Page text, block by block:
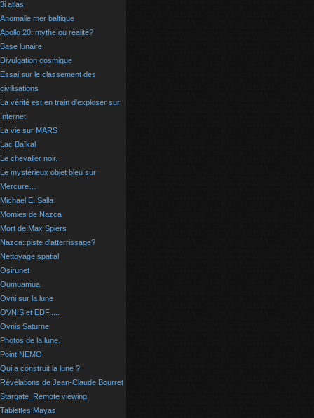
3i atlas
Anomalie mer baltique
Apollo 20: mythe ou réalité?
Base lunaire
Divulgation cosmique
Essai sur le classement des
civilisations
La vérité est en train d'exploser sur
Internet
La vie sur MARS
Lac Baïkal
Le chevalier noir.
Le mystérieux objet bleu sur
Mercure…
Michael E. Salla
Momies de Nazca
Mort de Max Spiers
Nazca: piste d'atterrissage?
Nettoyage spatial
Osirunet
Oumuamua
Ovni sur la lune
OVNIS et EDF.....
Ovnis Saturne
Photos de la lune.
Point NEMO
Qui a construit la lune ?
Révélations de Jean-Claude Bourret
Stargate_Remote viewing
Tablettes Mayas